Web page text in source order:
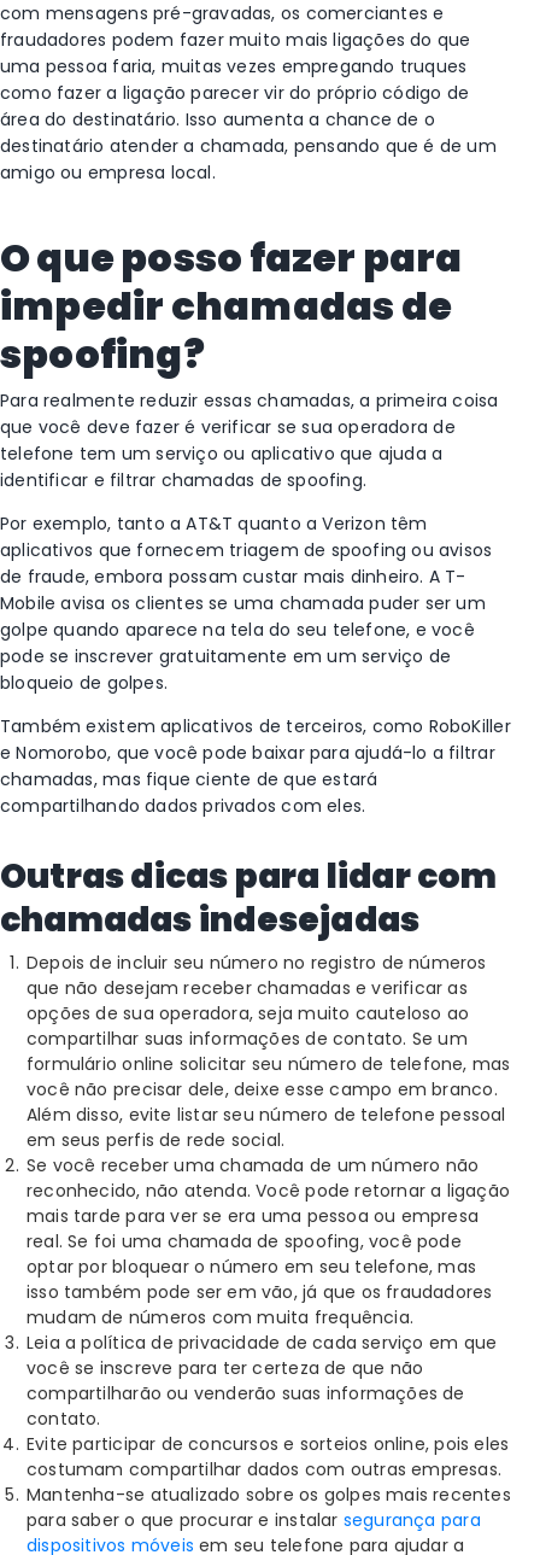
com mensagens pré-gravadas, os comerciantes e
fraudadores podem fazer muito mais ligações do que
uma pessoa faria, muitas vezes empregando truques
como fazer a ligação parecer vir do próprio código de
área do destinatário. Isso aumenta a chance de o
destinatário atender a chamada, pensando que é de um
amigo ou empresa local.
O que posso fazer para
impedir chamadas de
spoofing?
Para realmente reduzir essas chamadas, a primeira coisa
que você deve fazer é verificar se sua operadora de
telefone tem um serviço ou aplicativo que ajuda a
identificar e filtrar chamadas de spoofing.
Por exemplo, tanto a AT&T quanto a Verizon têm
aplicativos que fornecem triagem de spoofing ou avisos
de fraude, embora possam custar mais dinheiro. A T-
Mobile avisa os clientes se uma chamada puder ser um
golpe quando aparece na tela do seu telefone, e você
pode se inscrever gratuitamente em um serviço de
bloqueio de golpes.
Também existem aplicativos de terceiros, como RoboKiller
e Nomorobo, que você pode baixar para ajudá-lo a filtrar
chamadas, mas fique ciente de que estará
compartilhando dados privados com eles.
Outras dicas para lidar com
chamadas indesejadas
Depois de incluir seu número no registro de números
que não desejam receber chamadas e verificar as
opções de sua operadora, seja muito cauteloso ao
compartilhar suas informações de contato. Se um
formulário online solicitar seu número de telefone, mas
você não precisar dele, deixe esse campo em branco.
Além disso, evite listar seu número de telefone pessoal
em seus perfis de rede social.
Se você receber uma chamada de um número não
reconhecido, não atenda. Você pode retornar a ligação
mais tarde para ver se era uma pessoa ou empresa
real. Se foi uma chamada de spoofing, você pode
optar por bloquear o número em seu telefone, mas
isso também pode ser em vão, já que os fraudadores
mudam de números com muita frequência.
Leia a política de privacidade de cada serviço em que
você se inscreve para ter certeza de que não
compartilharão ou venderão suas informações de
contato.
Evite participar de concursos e sorteios online, pois eles
costumam compartilhar dados com outras empresas.
Mantenha-se atualizado sobre os golpes mais recentes
para saber o que procurar e instalar segurança para
dispositivos móveis em seu telefone para ajudar a